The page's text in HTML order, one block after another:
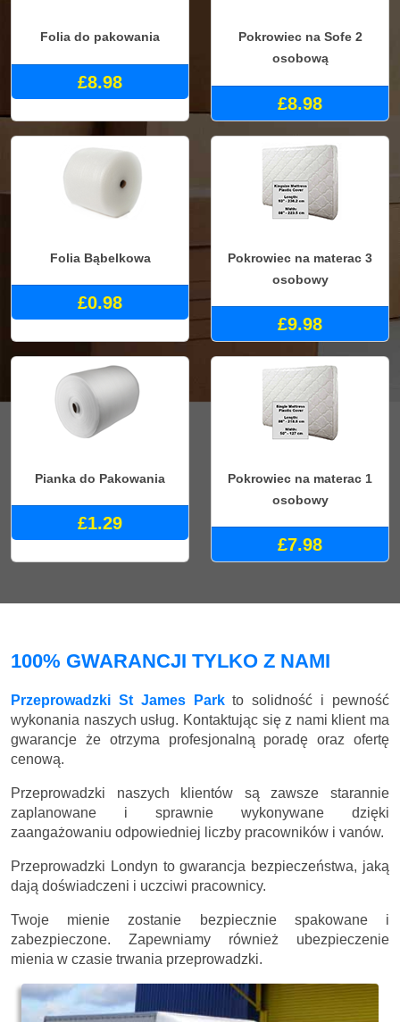
Folia do pakowania
£8.98
Pokrowiec na Sofe 2
osobową
£8.98
Folia Bąbelkowa
£0.98
Pokrowiec na materac 3
osobowy
£9.98
Pianka do Pakowania
£1.29
Pokrowiec na materac 1
osobowy
£7.98
100% GWARANCJI TYLKO Z NAMI
Przeprowadzki St James Parkto solidność i pewność
wykonania naszych usług. Kontaktując się z nami klient ma
gwarancje że otrzyma profesjonalną poradę oraz ofertę
cenową.
Przeprowadzki naszych klientów są zawsze starannie
zaplanowane i sprawnie wykonywane dzięki
zaangażowaniu odpowiedniej liczby pracowników i vanów.
Przeprowadzki Londyn to gwarancja bezpieczeństwa, jaką
dają doświadczeni i uczciwi pracownicy.
Twoje mienie zostanie bezpiecznie spakowane i
zabezpieczone. Zapewniamy również ubezpieczenie
mienia w czasie trwania przeprowadzki.